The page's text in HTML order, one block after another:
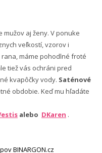
aj ženy. V ponuke
veľkostí, vzorov i
máme pohodlné froté
tiež vás ochráni pred
kvapôčky vody. Saténové
obdobie. Keď mu hľadáte
alebo DKaren .
BINARGON.cz